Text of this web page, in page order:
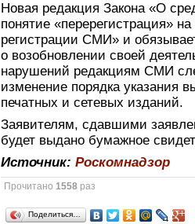
Новая редакция Закона «О
понятие «перерегистрация»
регистрации СМИ» и
о возобновлении своей
нарушений редакциям СМИ
изменение порядка указания
печатных и сетевых изданий.
Заявителям, сдавшими
будет выдано бумажное
Источник:Роскомнадзор
Прочитано1558 раз
Поделиться…